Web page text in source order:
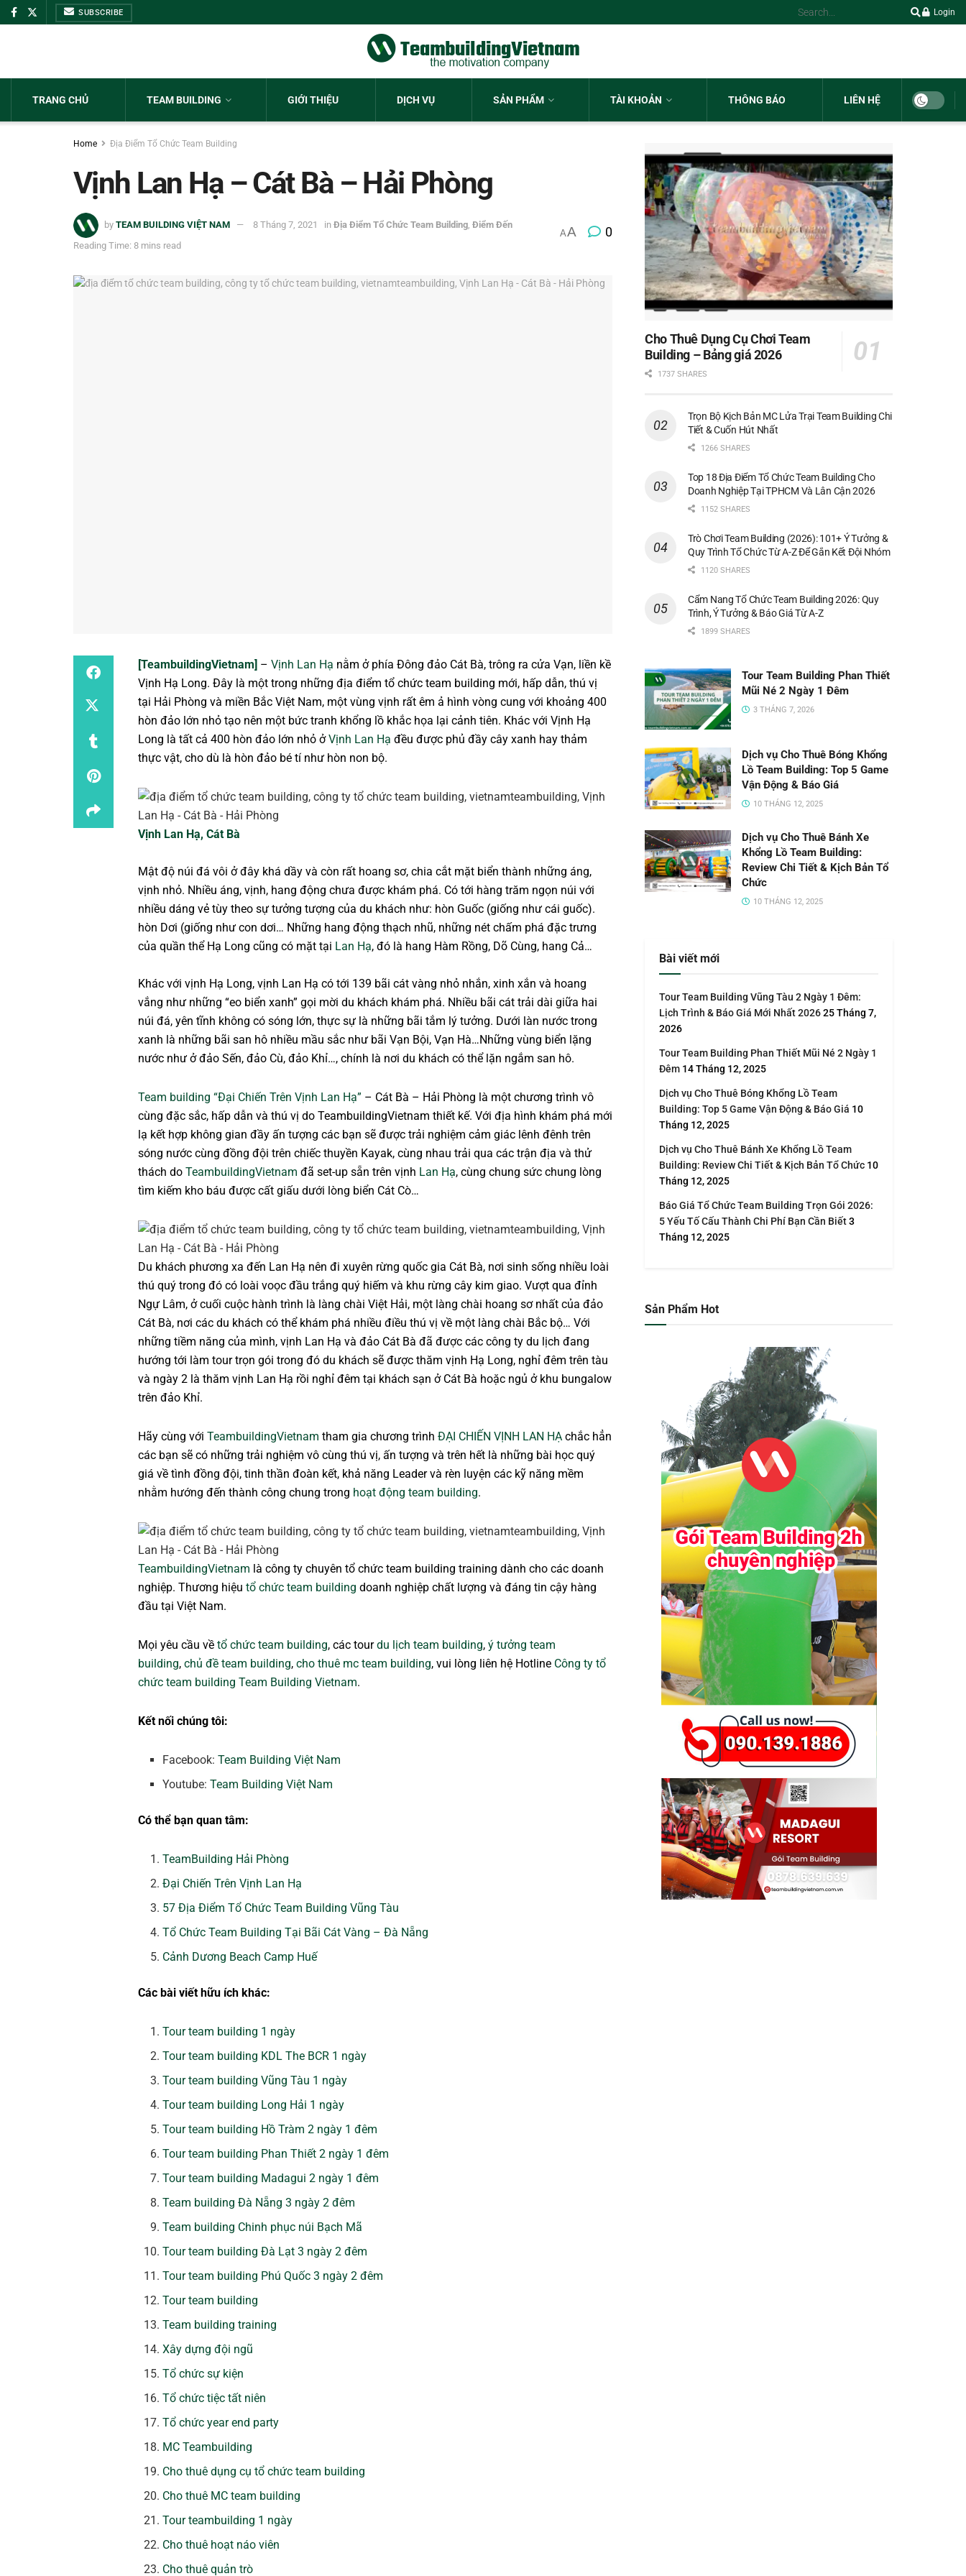
SUBSCRIBE Login
TRANG CHỦ TEAM BUILDING GIỚI THIỆU DỊCH VỤ SẢN PHẨM TÀI KHOẢN THÔNG BÁO LIÊN HỆ
Home Địa Điểm Tổ Chức Team Building
Vịnh Lan Hạ – Cát Bà – Hải Phòng
by TEAM BUILDING VIỆT NAM 8 Tháng 7, 2021 in Địa Điểm Tổ Chức Team Building Điểm Đến
Reading Time: 8 mins read
AA 0
[TeambuildingVietnam] – Vịnh Lan Hạ nằm ở phía Đông đảo Cát Bà, trông ra cửa Vạn, liền kề
Vịnh Hạ Long. Đây là một trong những địa điểm tổ chức team building mới, hấp dẫn, thú vị
tại Hải Phòng và miền Bắc Việt Nam, một vùng vịnh rất êm ả hình vòng cung với khoảng 400
hòn đảo lớn nhỏ tạo nên một bức tranh khổng lồ khắc họa lại cảnh tiên. Khác với Vịnh Hạ
Long là tất cả 400 hòn đảo lớn nhỏ ởVịnh Lan Hạ đều được phủ đầy cây xanh hay thảm
thực vật, cho dù là hòn đảo bé tí như hòn non bộ.
Vịnh Lan Hạ, Cát Bà
Mật độ núi đá vôi ở đây khá dầy và còn rất hoang sơ, chia cắt mặt biển thành những áng,
vịnh nhỏ. Nhiều áng, vịnh, hang động chưa được khám phá. Có tới hàng trăm ngọn núi với
nhiều dáng vẻ tùy theo sự tưởng tượng của du khách như: hòn Guốc (giống như cái guốc).
hòn Dơi (giống như con dơi… Những hang động thạch nhũ, những nét chấm phá đặc trưng
của quần thể Hạ Long cũng có mặt tại Lan Hạ, đó là hang Hàm Rồng, Dõ Cùng, hang Cả…
Khác với vịnh Hạ Long, vịnh Lan Hạ có tới 139 bãi cát vàng nhỏ nhắn, xinh xắn và hoang
vắng như những “eo biển xanh” gọi mời du khách khám phá. Nhiều bãi cát trải dài giữa hai
núi đá, yên tĩnh không có sóng lớn, thực sự là những bãi tắm lý tưởng. Dưới làn nước trong
xanh là những bãi san hô nhiều mầu sắc như bãi Vạn Bội, Vạn Hà…Những vùng biển lặng
nước như ở đảo Sến, đảo Cù, đảo Khỉ…, chính là nơi du khách có thể lặn ngắm san hô.
Team building “Đại Chiến Trên Vịnh Lan Hạ” – Cát Bà – Hải Phòng là một chương trình vô
cùng đặc sắc, hấp dẫn và thú vị do TeambuildingVietnam thiết kế. Với địa hình khám phá mới
lạ kết hợp không gian đầy ấn tượng các bạn sẽ được trải nghiệm cảm giác lênh đênh trên
sóng nước cùng đồng đội trên chiếc thuyền Kayak, cùng nhau trải qua các trận địa và thử
thách do TeambuildingVietnam đã set-up sẵn trên vịnh Lan Hạ, cùng chung sức chung lòng
tìm kiếm kho báu được cất giấu dưới lòng biển Cát Cò…
Du khách phương xa đến Lan Hạ nên đi xuyên rừng quốc gia Cát Bà, nơi sinh sống nhiều loài
thú quý trong đó có loài voọc đầu trắng quý hiếm và khu rừng cây kim giao. Vượt qua đỉnh
Ngự Lâm, ở cuối cuộc hành trình là làng chài Việt Hải, một làng chài hoang sơ nhất của đảo
Cát Bà, nơi các du khách có thể khám phá nhiều điều thú vị về một làng chài Bắc bộ… Với
những tiềm năng của mình, vịnh Lan Hạ và đảo Cát Bà đã được các công ty du lịch đang
hướng tới làm tour trọn gói trong đó du khách sẽ được thăm vịnh Hạ Long, nghỉ đêm trên tàu
và ngày 2 là thăm vịnh Lan Hạ rồi nghỉ đêm tại khách sạn ở Cát Bà hoặc ngủ ở khu bungalow
trên đảo Khỉ.
Hãy cùng với TeambuildingVietnam tham gia chương trình ĐẠI CHIẾN VỊNH LAN HẠ chắc hẳn
các bạn sẽ có những trải nghiệm vô cùng thú vị, ấn tượng và trên hết là những bài học quý
giá về tình đồng đội, tinh thần đoàn kết, khả năng Leader và rèn luyện các kỹ năng mềm
nhằm hướng đến thành công chung trong hoạt động team building.
TeambuildingVietnam là công ty chuyên tổ chức team building training dành cho các doanh
nghiệp. Thương hiệu tổ chức team building doanh nghiệp chất lượng và đáng tin cậy hàng
đầu tại Việt Nam.
Mọi yêu cầu về tổ chức team building, các tourdu lịch team building, ý tưởng team
building, chủ đề team building, cho thuê mc team building, vui lòng liên hệ Hotline Công ty tổ
chức team building Team Building Vietnam.
Kết nối chúng tôi:
Facebook:Team Building Việt Nam
Youtube:Team Building Việt Nam
Có thể bạn quan tâm:
TeamBuilding Hải Phòng
Đại Chiến Trên Vịnh Lan Hạ
57 Địa Điểm Tổ Chức Team Building Vũng Tàu
Tổ Chức Team Building Tại Bãi Cát Vàng – Đà Nẵng
Cảnh Dương Beach Camp Huế
Các bài viết hữu ích khác:
Tour team building 1 ngày
Tour team building KDL The BCR 1 ngày
Tour team building Vũng Tàu 1 ngày
Tour team building Long Hải 1 ngày
Tour team building Hồ Tràm 2 ngày 1 đêm
Tour team building Phan Thiết 2 ngày 1 đêm
Tour team building Madagui 2 ngày 1 đêm
Team building Đà Nẵng 3 ngày 2 đêm
Team building Chinh phục núi Bạch Mã
Tour team building Đà Lạt 3 ngày 2 đêm
Tour team building Phú Quốc 3 ngày 2 đêm
Tour team building
Team building training
Xây dựng đội ngũ
Tổ chức sự kiện
Tổ chức tiệc tất niên
Tổ chức year end party
MC Teambuilding
Cho thuê dụng cụ tổ chức team building
Cho thuê MC team building
Tour teambuilding 1 ngày
Cho thuê hoạt náo viên
Cho thuê quản trò
Cho Thuê Dụng Cụ Chơi Team
Building – Bảng giá 2026
1737 SHARES
Trọn Bộ Kịch Bản MC Lửa Trại Team Building Chi
Tiết & Cuốn Hút Nhất
1266 SHARES
Top 18 Địa Điểm Tổ Chức Team Building Cho
Doanh Nghiệp Tại TPHCM Và Lân Cận 2026
1152 SHARES
Trò Chơi Team Building (2026): 101+ Ý Tưởng &
Quy Trình Tổ Chức Từ A-Z Để Gắn Kết Đội Nhóm
1120 SHARES
Cẩm Nang Tổ Chức Team Building 2026: Quy
Trình, Ý Tưởng & Báo Giá Từ A-Z
1899 SHARES
Tour Team Building Phan Thiết
Mũi Né 2 Ngày 1 Đêm
3 THÁNG 7, 2026
Dịch vụ Cho Thuê Bóng Khổng
Lồ Team Building: Top 5 Game
Vận Động & Báo Giá
10 THÁNG 12, 2025
Dịch vụ Cho Thuê Bánh Xe
Khổng Lồ Team Building:
Review Chi Tiết & Kịch Bản Tổ
Chức
10 THÁNG 12, 2025
Bài viết mới
Tour Team Building Vũng Tàu 2 Ngày 1 Đêm:
Lịch Trình & Báo Giá Mới Nhất 202625 Tháng 7,
2026
Tour Team Building Phan Thiết Mũi Né 2 Ngày 1
Đêm 14 Tháng 12, 2025
Dịch vụ Cho Thuê Bóng Khổng Lồ Team
Building: Top 5 Game Vận Động & Báo Giá 10
Tháng 12, 2025
Dịch vụ Cho Thuê Bánh Xe Khổng Lồ Team
Building: Review Chi Tiết & Kịch Bản Tổ Chức 10
Tháng 12, 2025
Báo Giá Tổ Chức Team Building Trọn Gói 2026:
5 Yếu Tố Cấu Thành Chi Phí Bạn Cần Biết3
Tháng 12, 2025
Sản Phẩm Hot